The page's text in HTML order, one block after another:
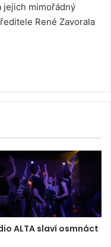
jejich mimořádný
René Zavorala
ALTA slaví osmnáct